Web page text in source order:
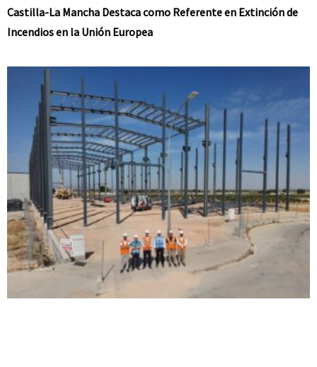
Castilla-La Mancha Destaca como Referente en Extinción de
Incendios en la Unión Europea